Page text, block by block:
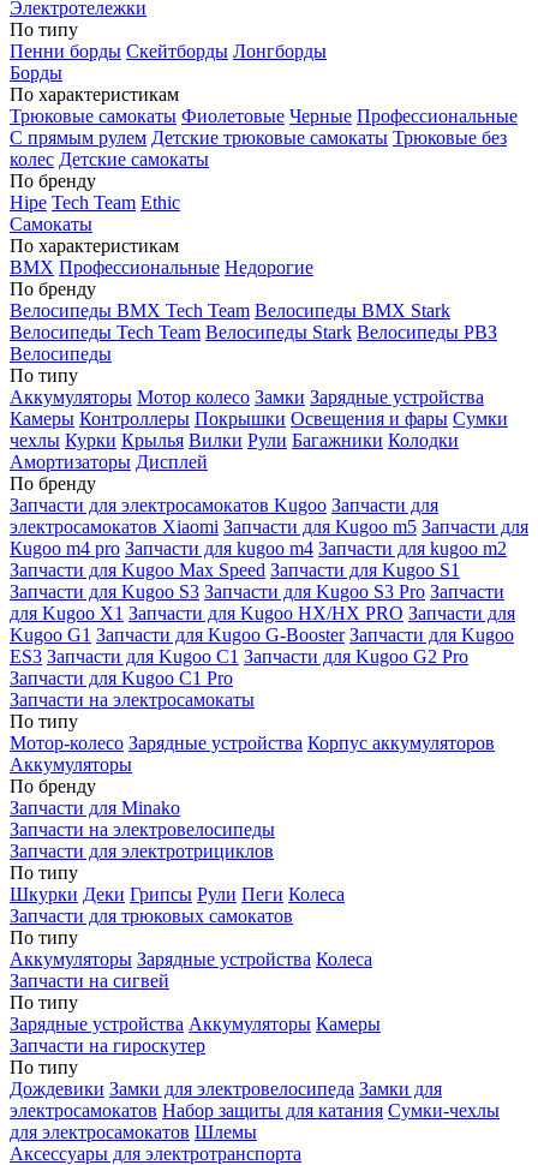
Электротележки
По типу
Пенни борды Скейтборды Лонгборды
Борды
По характеристикам
Трюковые самокаты Фиолетовые Черные Профессиональные
С прямым рулем Детские трюковые самокаты Трюковые без
колес Детские самокаты
По бренду
Hipe Tech Team Ethic
Самокаты
По характеристикам
BMX Профессиональные Недорогие
По бренду
Велосипеды BMX Tech Team Велосипеды BMX Stark
Велосипеды Tech Team Велосипеды Stark Велосипеды РВЗ
Велосипеды
По типу
Аккумуляторы Мотор колесо Замки Зарядные устройства
Камеры Контроллеры Покрышки Освещения и фары Сумки
чехлы Курки Крылья Вилки Рули Багажники Колодки
Амортизаторы Дисплей
По бренду
Запчасти для электросамокатов Kugoo Запчасти для
электросамокатов Xiaomi Запчасти для Kugoo m5 Запчасти для
Кugoo m4 pro Запчасти для kugoo m4 Запчасти для kugoo m2
Запчасти для Kugoo Max Speed Запчасти для Kugoo S1
Запчасти для Kugoo S3 Запчасти для Kugoo S3 Pro Запчасти
для Kugoo X1 Запчасти для Kugoo HX/HX PRO Запчасти для
Kugoo G1 Запчасти для Kugoo G-Booster Запчасти для Kugoo
ES3 Запчасти для Kugoo C1 Запчасти для Kugoo G2 Pro
Запчасти для Kugoo C1 Pro
Запчасти на электросамокаты
По типу
Мотор-колесо Зарядные устройства Корпус аккумуляторов
Аккумуляторы
По бренду
Запчасти для Minako
Запчасти на электровелосипеды
Запчасти для электротрициклов
По типу
Шкурки Деки Грипсы Рули Пеги Колеса
Запчасти для трюковых самокатов
По типу
Аккумуляторы Зарядные устройства Колеса
Запчасти на сигвей
По типу
Зарядные устройства Аккумуляторы Камеры
Запчасти на гироскутер
По типу
Дождевики Замки для электровелосипеда Замки для
электросамокатов Набор защиты для катания Сумки-чехлы
для электросамокатов Шлемы
Аксессуары для электротранспорта